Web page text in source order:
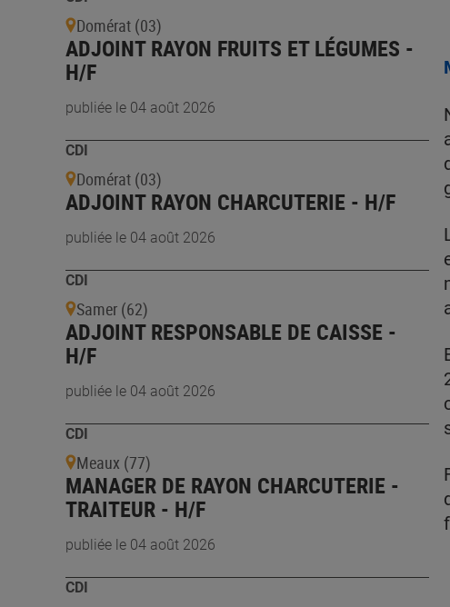
Domérat (03)
ADJOINT RAYON FRUITS ET LÉGUMES -
H/F
publiée le 04 août 2026
CDI
Domérat (03)
ADJOINT RAYON CHARCUTERIE - H/F
publiée le 04 août 2026
CDI
Samer (62)
ADJOINT RESPONSABLE DE CAISSE -
H/F
publiée le 04 août 2026
CDI
Meaux (77)
MANAGER DE RAYON CHARCUTERIE -
TRAITEUR - H/F
publiée le 04 août 2026
CDI